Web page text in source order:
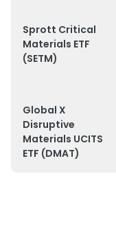
Sprott Critical
Materials ETF
(SETM)
Global X
Disruptive
Materials UCITS
ETF (DMAT)